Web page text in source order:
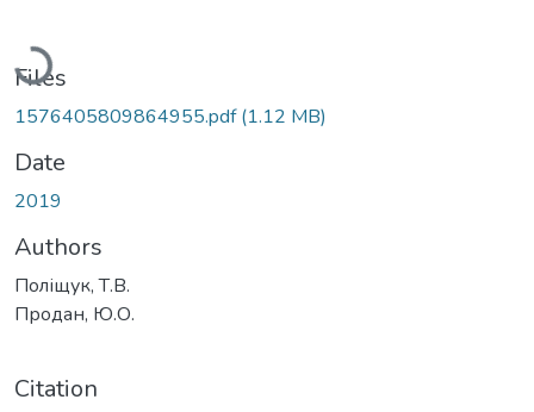
Loading...
Files
1576405809864955.pdf(1.12 MB)
Date
2019
Authors
Поліщук, Т.В.
Продан, Ю.О.
Citation